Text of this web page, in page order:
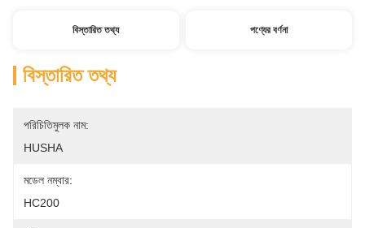
বিস্তারিত তথ্য পণ্যের বর্ণনা
বিস্তারিত তথ্য
পরিচিতিমুলক নাম:
HUSHA
মডেল নম্বার:
HC200